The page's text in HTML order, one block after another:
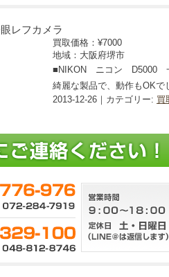
レフカメラ
買取価格： ¥7000
地域：大阪府堺市
■NIKON ニコン D5000
綺麗な製品で、動作もOKで
2013-12-26｜カテゴリー: 買